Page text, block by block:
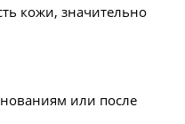
кожи, значительно
или после